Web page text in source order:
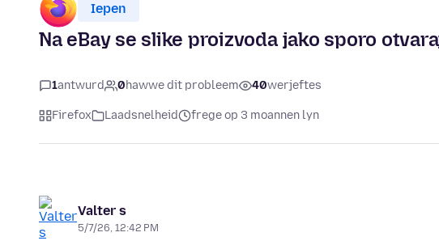
Iepen
Na eBay se slike proizvoda jako sporo
1antwurd 0hawwe dit probleem 40werjeftes
Firefox Laadsnelheid frege op 3 moannen lyn
Valter s
5/7/26, 12:42 PM